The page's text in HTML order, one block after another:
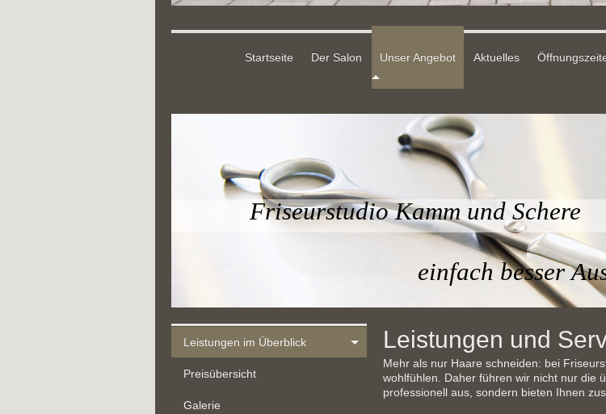
Startseite Der Salon Unser Angebot Aktuelles
Friseurstudio Kamm und Schere
einfach besser
Leistungen und
Mehr als nur Haare schneiden: bei
wohlfühlen. Daher führen wir nicht nur die
professionell aus, sondern bieten Ihnen
Leistungen im Überblick
Preisübersicht
Galerie